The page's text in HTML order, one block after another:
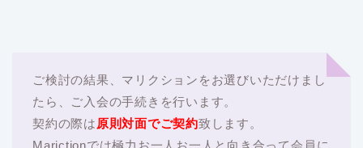
ご検討の結果、マリクションをお選びいただけまし
たら、ご入会の手続きを行います。
契約の際は 原則対面でご契約致します。
Marictionでは極力お一人お一人と向き合って会員に